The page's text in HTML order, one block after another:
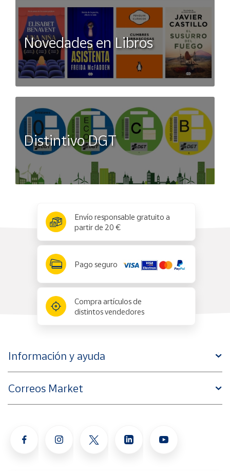
Novedades en Libros
Distintivo DGT
Envío responsable gratuito a
partir de 20 €
Pago seguro
Compra artículos de
distintos vendedores
Información y ayuda
Correos Market